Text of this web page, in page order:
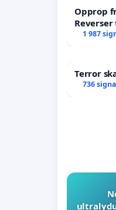
Opprop
til1 987
Terror
736